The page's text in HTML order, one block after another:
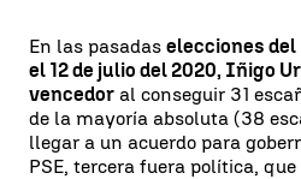
En las pasadas elecciones del
el 12 de julio del 2020, Iñigo
vencedor al conseguir 31
de la mayoría absoluta (38
llegar a un acuerdo para
PSE, tercera fuera política, que